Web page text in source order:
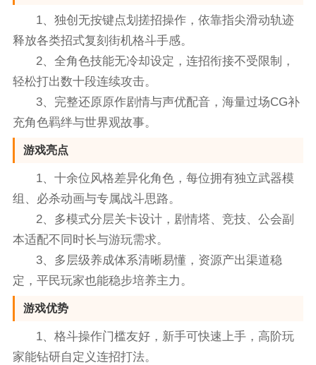
1、独创无按键点划搓招操作，依靠指尖滑动轨迹
释放各类招式复刻街机格斗手感。
2、全角色技能无冷却设定，连招衔接不受限制，
轻松打出数十段连续攻击。
3、完整还原原作剧情与声优配音，海量过场CG补
充角色羁绊与世界观故事。
游戏亮点
1、十余位风格差异化角色，每位拥有独立武器模
组、必杀动画与专属战斗思路。
2、多模式分层关卡设计，剧情塔、竞技、公会副
本适配不同时长与游玩需求。
3、多层级养成体系清晰易懂，资源产出渠道稳
定，平民玩家也能稳步培养主力。
游戏优势
1、格斗操作门槛友好，新手可快速上手，高阶玩
家能钻研自定义连招打法。